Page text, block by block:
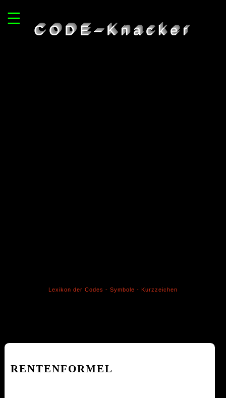
CODE–Knacker
Lexikon der Codes - Symbole - Kurzzeichen
☰
RENTENFORMEL